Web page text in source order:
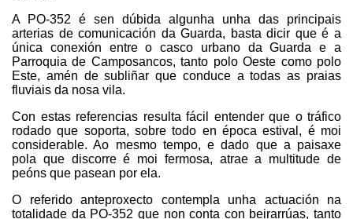
A PO-352 é sen dúbida algunha unha das principais
arterias de comunicación da Guarda, basta dicir que é a
única conexión entre o casco urbano da Guarda e a
Parroquia de Camposancos, tanto polo Oeste como polo
Este, amén de subliñar que conduce a todas as praias
fluviais da nosa vila.
Con estas referencias resulta fácil entender que o tráfico
rodado que soporta, sobre todo en época estival, é moi
considerable. Ao mesmo tempo, e dado que a paisaxe
pola que discorre é moi fermosa, atrae a multitude de
peóns que pasean por ela.
O referido anteproxecto contempla unha actuación na
totalidade da PO-352 que non conta con beirarrúas, tanto